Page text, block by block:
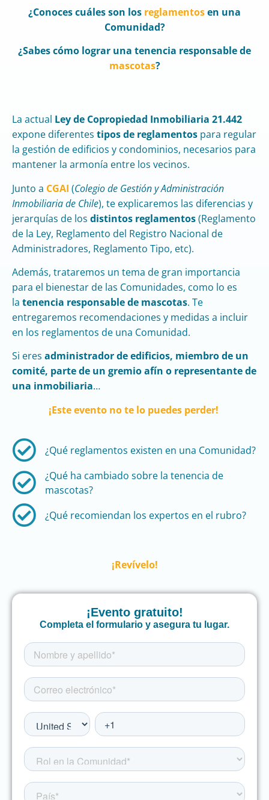
¿Conoces cuáles son los reglamentosen una
Comunidad?
¿Sabes cómo lograr una tenencia responsable de
mascotas?
La actual Ley de Copropiedad Inmobiliaria 21.442
expone diferentes tipos de reglamentos para regular
la gestión de edificios y condominios, necesarios para
mantener la armonía entre los vecinos.
Junto a CGAI (Colegio de Gestión y Administración
Inmobiliaria de Chile), te explicaremos las diferencias y
jerarquías de los distintos reglamentos(Reglamento
de la Ley, Reglamento del Registro Nacional de
Administradores, Reglamento Tipo, etc).
Además, trataremos un tema de gran importancia
para el bienestar de las Comunidades, como lo es
la tenencia responsable de mascotas. Te
entregaremos recomendaciones y medidas a incluir
en los reglamentos de una Comunidad.
Si eres administrador de edificios, miembro de un
comité, parte de un gremio afín o representante de
una inmobiliaria…
¡Este evento no te lo puedes perder!
¿Qué reglamentos existen en una Comunidad?
¿Qué ha cambiado sobre la tenencia de
mascotas?​​
¿Qué recomiendan los expertos en el rubro?
¡Revívelo!